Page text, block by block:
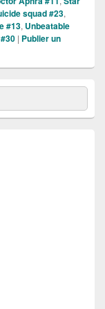
squad #23,
#13, Unbeatable
| Publier un